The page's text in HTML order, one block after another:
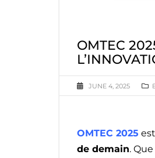
OMTEC
JUNE 4, 2025
OMTEC 2025
de demain.